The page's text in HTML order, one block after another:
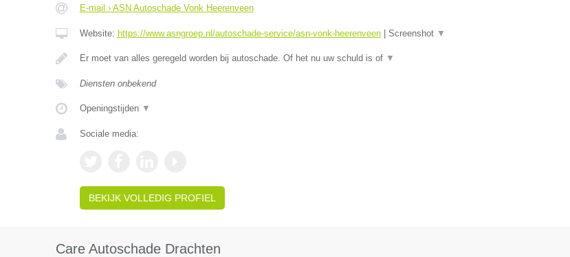
E-mail › ASN Autoschade Vonk Heerenveen
Website: https://www.asngroep.nl/autoschade-service/asn-vonk-heerenveen| Screenshot ▼
Er moet van alles geregeld worden bij autoschade. Of het nu uw schuld is of ▼
Diensten onbekend
Openingstijden ▼
Sociale media:
BEKIJK VOLLEDIG PROFIEL
Care Autoschade Drachten